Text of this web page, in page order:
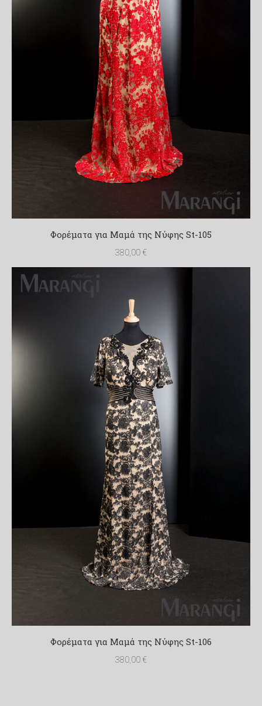
Φορέματα για Μαμά της Νύφης St-105
380,00 €
Φορέματα για Μαμά της Νύφης St-106
380,00 €